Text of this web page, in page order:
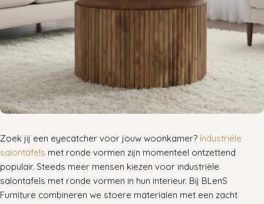
Zoek jij een eyecatcher voor jouw woonkamer? Industriële
salontafels met ronde vormen zijn momenteel ontzettend
populair. Steeds meer mensen kiezen voor industriële
salontafels met ronde vormen in hun interieur. Bij BLenS
Furniture combineren we stoere materialen met een zacht